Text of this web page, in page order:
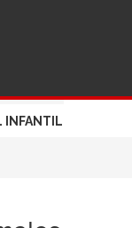
INFANTIL